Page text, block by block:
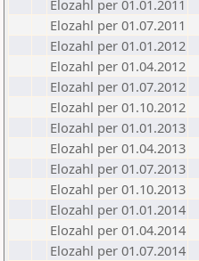
Elozahl per 01.01.2011
Elozahl per 01.07.2011
Elozahl per 01.01.2012
Elozahl per 01.04.2012
Elozahl per 01.07.2012
Elozahl per 01.10.2012
Elozahl per 01.01.2013
Elozahl per 01.04.2013
Elozahl per 01.07.2013
Elozahl per 01.10.2013
Elozahl per 01.01.2014
Elozahl per 01.04.2014
Elozahl per 01.07.2014